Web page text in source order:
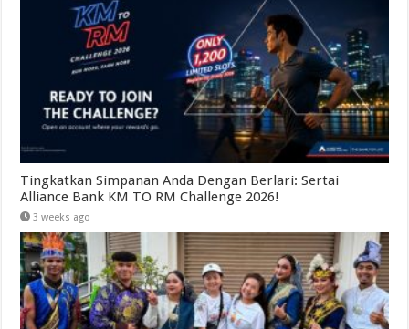
Tingkatkan Simpanan Anda Dengan Berlari: Sertai
Alliance Bank KM TO RM Challenge 2026!
3 weeks ago